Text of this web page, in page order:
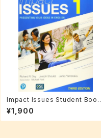
Impact Issues Student Book
with Online Code Level 1
¥1,900